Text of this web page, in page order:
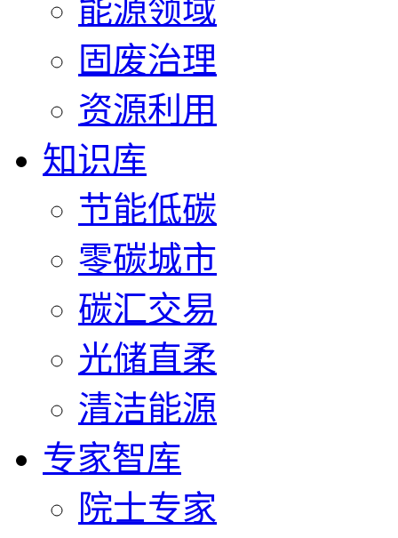
能源领域
固废治理
资源利用
知识库
节能低碳
零碳城市
碳汇交易
光储直柔
清洁能源
专家智库
院士专家